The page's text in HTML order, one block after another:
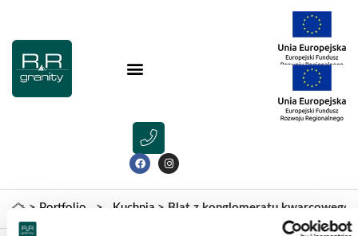
> Portfolio > Kuchnia > Blat z konglomeratu kwarcowego